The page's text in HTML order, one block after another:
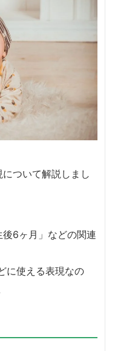
ついて解説しまし
6ヶ月」などの関連
に使える表現なの